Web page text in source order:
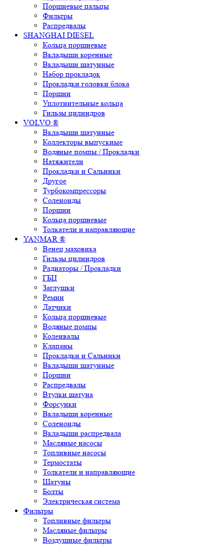
Поршневые пальцы
Фильтры
Распредвалы
SHANGHAI DIESEL
Кольца поршневые
Вкладыши коренные
Вкладыши шатунные
Набор прокладок
Прокладки головки блока
Поршни
Уплотнительные кольца
Гильзы цилиндров
VOLVO ®
Вкладыши шатунные
Коллекторы выпускные
Водяные помпы / Прокладки
Натяжители
Прокладки и Сальники
Другое
Турбокомпрессоры
Соленоиды
Поршни
Кольца поршневые
Толкатели и направляющие
YANMAR ®
Венец маховика
Гильзы цилиндров
Радиаторы / Прокладки
ГБЦ
Заглушки
Ремни
Датчики
Кольца поршневые
Водяные помпы
Коленвалы
Клапаны
Прокладки и Сальники
Вкладыши шатунные
Поршни
Распредвалы
Втулки шатуна
Форсунки
Вкладыши коренные
Соленоиды
Вкладыши распредвала
Масляные насосы
Топливные насосы
Термостаты
Толкатели и направляющие
Шатуны
Болты
Электрическая система
Фильтры
Топливные фильтры
Масляные фильтры
Воздушные фильтры